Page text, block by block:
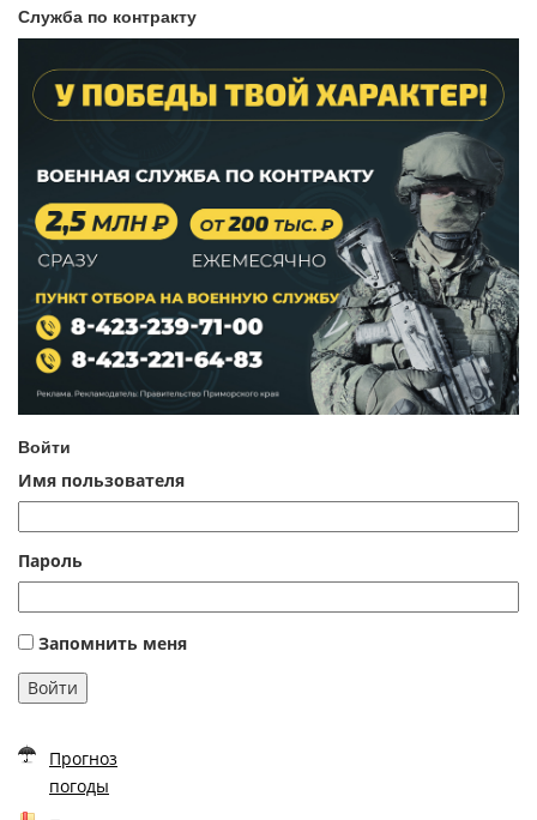
Служба по контракту
Войти
Имя пользователя
Пароль
Запомнить меня
Войти
Прогноз
погоды